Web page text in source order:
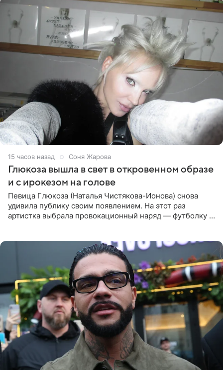
15 часов назад Соня Жарова
Глюкоза вышла в свет в откровенном образе
и с ирокезом на голове
Певица Глюкоза (Наталья Чистякова-Ионова) снова
удивила публику своим появлением. На этот раз
артистка выбрала провокационный наряд — футболку с